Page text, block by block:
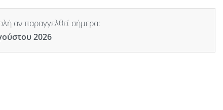
αν παραγγελθεί σήμερα:
2026